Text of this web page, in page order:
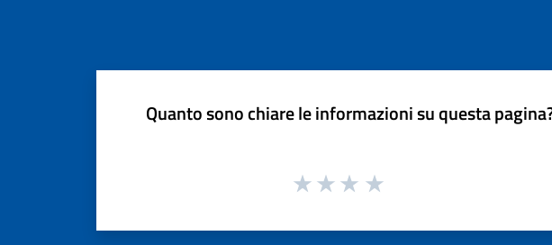
Quanto sono chiare le informazioni su questa